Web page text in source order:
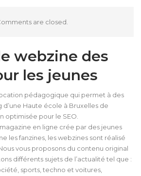
are closed.
webzine des
les jeunes
pédagogique qui permet à des
Haute école à Bruxelles de
optimisée pour le SEO.
en ligne crée par des jeunes
les fanzines, les webzines sont réalisé
vous proposons du contenu original
différents sujets de l’actualité tel que :
sports, techno et voitures,